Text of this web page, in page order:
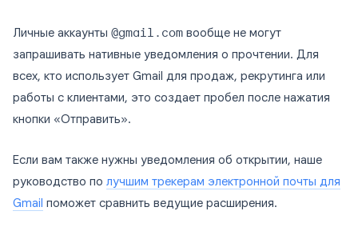
Личные аккаунты @gmail.com вообще не могут
запрашивать нативные уведомления о прочтении. Для
всех, кто использует Gmail для продаж, рекрутинга или
работы с клиентами, это создает пробел после нажатия
кнопки «Отправить».
Если вам также нужны уведомления об открытии, наше
руководство по лучшим трекерам электронной почты для
Gmail поможет сравнить ведущие расширения.